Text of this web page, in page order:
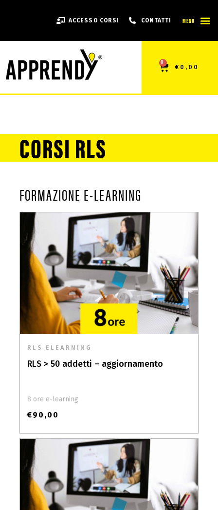
ACCESSO CORSI CONTATTI MENU
€ 0,00
0
CORSI RLS
FORMAZIONE E-LEARNING
RLS ELEARNING
RLS > 50 addetti – aggiornamento
8 ore e-learning
€90,00